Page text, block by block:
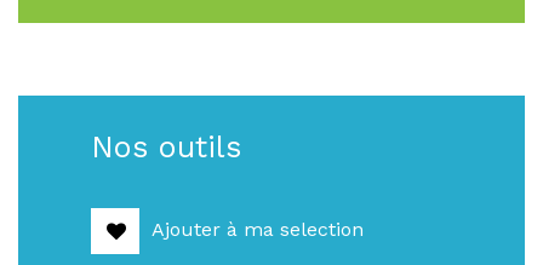
Nos outils
Ajouter à ma selection